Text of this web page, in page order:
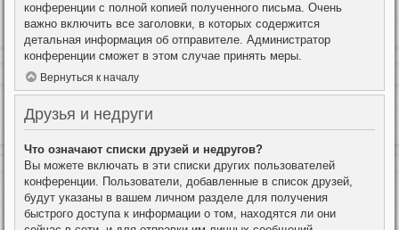
конференции с полной копией полученного письма. Очень
важно включить все заголовки, в которых содержится
детальная информация об отправителе. Администратор
конференции сможет в этом случае принять меры.
Вернуться к началу
Друзья и недруги
Что означают списки друзей и недругов?
Вы можете включать в эти списки других пользователей
конференции. Пользователи, добавленные в список друзей,
будут указаны в вашем личном разделе для получения
быстрого доступа к информации о том, находятся ли они